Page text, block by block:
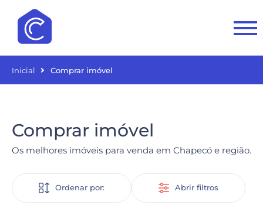
Inicial Comprar imóvel
Comprar imóvel
Os melhores imóveis para venda em Chapecó e região.
Ordenar por: Abrir filtros